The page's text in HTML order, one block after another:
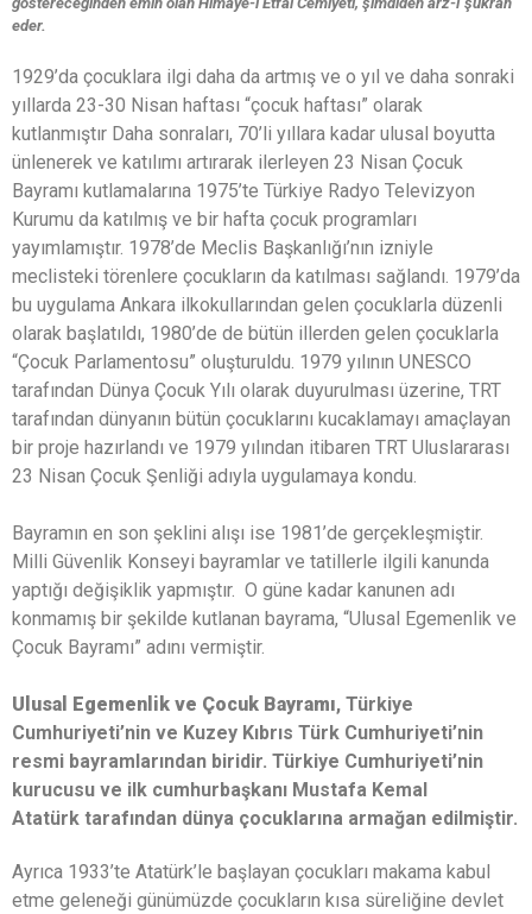
eder.
1929’da çocuklara ilgi daha da artmış ve o yıl ve daha sonraki
yıllarda 23-30 Nisan haftası “çocuk haftası” olarak
kutlanmıştır Daha sonraları, 70’li yıllara kadar ulusal boyutta
ünlenerek ve katılımı artırarak ilerleyen 23 Nisan Çocuk
Bayramı kutlamalarına 1975’te Türkiye Radyo Televizyon
Kurumu da katılmış ve bir hafta çocuk programları
yayımlamıştır. 1978’de Meclis Başkanlığı’nın izniyle
meclisteki törenlere çocukların da katılması sağlandı. 1979’da
bu uygulama Ankara ilkokullarından gelen çocuklarla düzenli
olarak başlatıldı, 1980’de de bütün illerden gelen çocuklarla
“Çocuk Parlamentosu” oluşturuldu. 1979 yılının UNESCO
tarafından Dünya Çocuk Yılı olarak duyurulması üzerine, TRT
tarafından dünyanın bütün çocuklarını kucaklamayı amaçlayan
bir proje hazırlandı ve 1979 yılından itibaren TRT Uluslararası
23 Nisan Çocuk Şenliği adıyla uygulamaya kondu.
Bayramın en son şeklini alışı ise 1981’de gerçekleşmiştir.
Milli Güvenlik Konseyi bayramlar ve tatillerle ilgili kanunda
yaptığı değişiklik yapmıştır. O güne kadar kanunen adı
konmamış bir şekilde kutlanan bayrama, “Ulusal Egemenlik ve
Çocuk Bayramı” adını vermiştir.
Ulusal Egemenlik ve Çocuk Bayramı, Türkiye
Cumhuriyeti’nin ve Kuzey Kıbrıs Türk Cumhuriyeti’nin
resmi bayramlarından biridir. Türkiye Cumhuriyeti’nin
kurucusu ve ilk cumhurbaşkanı Mustafa Kemal
Atatürk tarafından dünya çocuklarına armağan edilmiştir.
Ayrıca 1933’te Atatürk’le başlayan çocukları makama kabul
etme geleneği günümüzde çocukların kısa süreliğine devlet